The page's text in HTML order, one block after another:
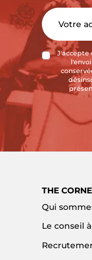
J'accepte
THE
Qui
Le conseil